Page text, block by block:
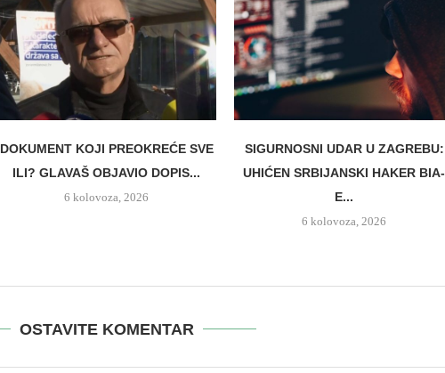
DOKUMENT KOJI PREOKREĆE SVE
ILI? GLAVAŠ OBJAVIO DOPIS...
6 kolovoza, 2026
SIGURNOSNI UDAR U ZAGREBU:
UHIĆEN SRBIJANSKI HAKER BIA-
E...
6 kolovoza, 2026
OSTAVITE KOMENTAR